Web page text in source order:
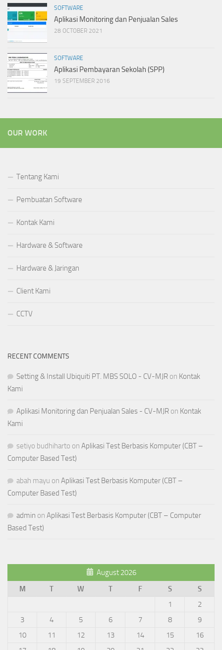
SOFTWARE
Aplikasi Monitoring dan Penjualan Sales
28 OCTOBER 2021
SOFTWARE
Aplikasi Pembayaran Sekolah (SPP)
19 SEPTEMBER 2016
OUR WORK
Tentang Kami
Pembuatan Software
Kontak Kami
Hardware & Software
Hardware & Jaringan
Client Kami
CCTV
RECENT COMMENTS
Setting & Install Ubiquiti PT. MBS SOLO - CV-MJR on Kontak
Kami
Aplikasi Monitoring dan Penjualan Sales - CV-MJR on Kontak
Kami
setiyo budhiharto on Aplikasi Test Berbasis Komputer (CBT –
Computer Based Test)
abah mayu on Aplikasi Test Berbasis Komputer (CBT –
Computer Based Test)
admin on Aplikasi Test Berbasis Komputer (CBT – Computer
Based Test)
August 2026
M
T W T F S
S
1
2
3
4 5 6 7 8
9
10
11 12 13 14 15
16